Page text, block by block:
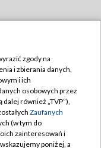
zgody na
i zbierania danych,
i ich
osobowych przez
dalej również „TVP”),
Zaufanych
(w tym do
zainteresowań i
poniżej, a